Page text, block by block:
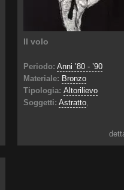
Il volo
Periodo: Anni ’80 - ’90
Materiale: Bronzo
Tipologia: Altorilievo
Soggetti: Astratto,